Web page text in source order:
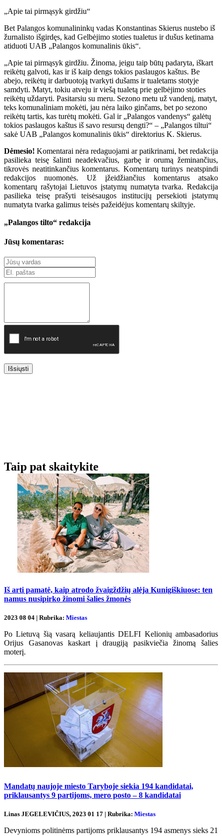
„Apie tai pirmąsyk girdžiu“
Bet Palangos komunalininkų vadas Konstantinas Skierus nustebo iš
žurnalisto išgirdęs, kad Gelbėjimo stoties tualetus ir dušus ketinama
atiduoti UAB „Palangos komunalinis ūkis“.
„Apie tai pirmąsyk girdžiu. Žinoma, jeigu taip būtų padaryta, iškart
reikėtų galvoti, kas ir iš kaip dengs tokios paslaugos kaštus. Be
abejo, reikėtų ir darbuotoją tvarkyti dušams ir tualetams stotyje
samdyti. Matyt, tokiu atveju ir viešą tualetą prie gelbėjimo stoties
reikėtų uždaryti. Pasitarsiu su meru. Sezono metu už vandenį, matyt,
teks komunaliniam mokėti, jau nėra laiko ginčams, bet po sezono
reikėtų tartis, kas turėtų mokėti. Gal ir „Palangos vandenys“ galėtų
tokios paslaugos kaštus iš savo resursų dengti?“ – „Palangos tiltui“
sakė UAB „Palangos komunalinis ūkis“ direktorius K. Skierus.
Dėmesio! Komentarai nėra redaguojami ar patikrinami, bet redakcija
pasilieka teisę šalinti neadekvačius, garbę ir orumą žeminančius,
tikrovės neatitinkančius komentarus. Komentarų turinys neatspindi
redakcijos nuomonės. Už įžeidžiančius komentarus atsako
komentarų rašytojai Lietuvos įstatymų numatyta tvarka. Redakcija
pasilieka teisę prašyti teisėsaugos institucijų persekioti įstatymų
numatyta tvarka galimus teisės pažeidėjus komentarų skiltyje.
„Palangos tilto“ redakcija
Jūsų komentaras:
Išsiųsti
Taip pat skaitykite
Iš arti pamatė, kaip atrodo žvaigždžių alėja Kunigiškiuose: ten
namus nusipirko žinomi šalies žmonės
2023 08 04 | Rubrika: Miestas
Po Lietuvą šią vasarą keliaujantis DELFI Kelionių ambasadorius
Orijus Gasanovas kaskart į draugiją pasikviečia žinomą šalies
moterį.
Mandatų naujoje miesto Taryboje siekia 194 kandidatai,
priklausantys 9 partijoms, mero posto – 8 kandidatai
Linas JEGELEVIČIUS, 2023 01 17 | Rubrika: Miestas
Devynioms politinėms partijoms priklausantys 194 asmenys sieks 21